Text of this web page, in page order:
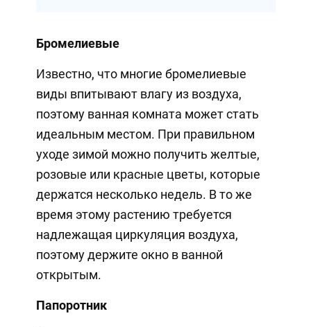
Бромелиевые
Известно, что многие бромелиевые
виды впитывают влагу из воздуха,
поэтому ванная комната может стать
идеальным местом. При правильном
уходе зимой можно получить желтые,
розовые или красные цветы, которые
держатся несколько недель. В то же
время этому растению требуется
надлежащая циркуляция воздуха,
поэтому держите окно в ванной
открытым.
Папоротник